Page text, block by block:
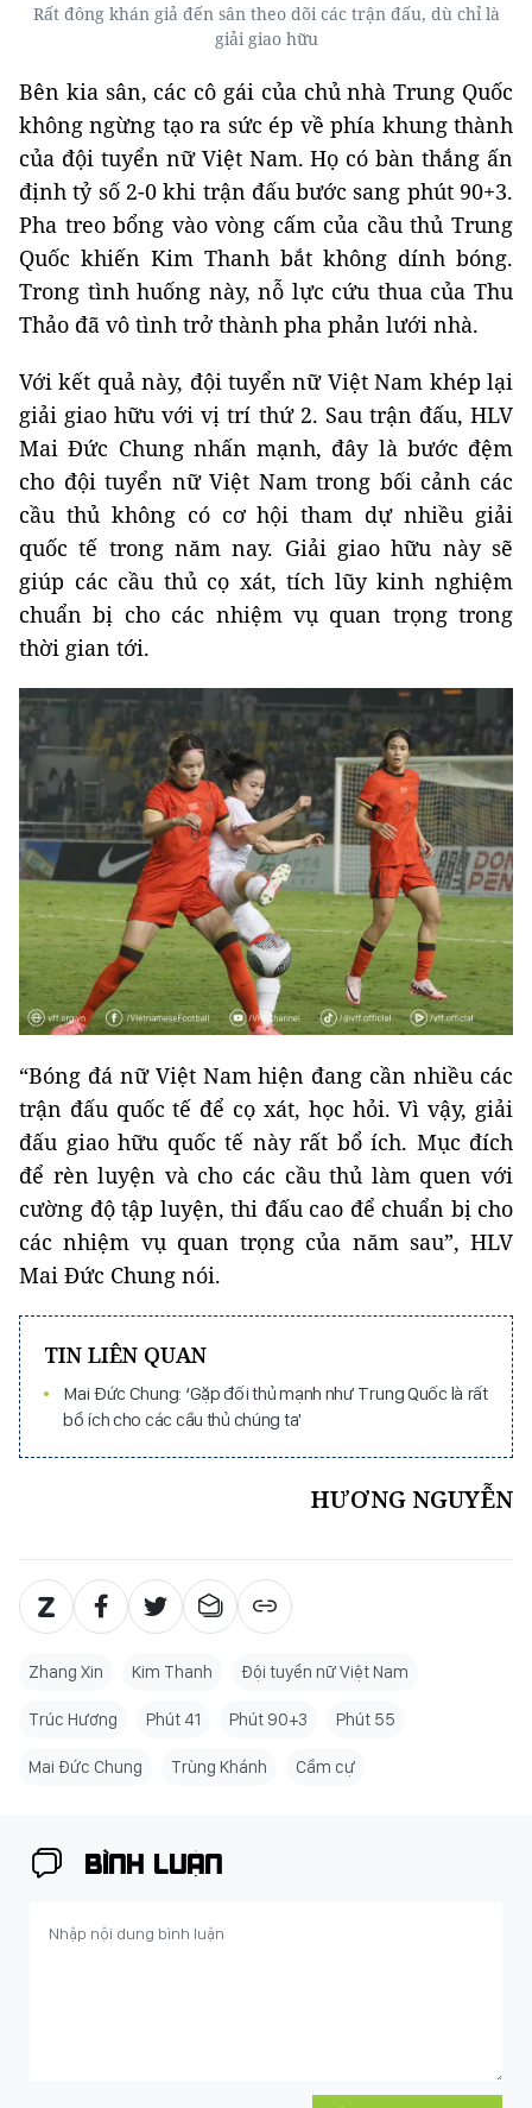
Rất đông khán giả đến sân theo dõi các trận đấu, dù chỉ là
giải giao hữu
Bên kia sân, các cô gái của chủ nhà Trung Quốc
không ngừng tạo ra sức ép về phía khung thành
của đội tuyển nữ Việt Nam. Họ có bàn thắng ấn
định tỷ số 2-0 khi trận đấu bước sang phút 90+3.
Pha treo bổng vào vòng cấm của cầu thủ Trung
Quốc khiến Kim Thanh bắt không dính bóng.
Trong tình huống này, nỗ lực cứu thua của Thu
Thảo đã vô tình trở thành pha phản lưới nhà.
Với kết quả này, đội tuyển nữ Việt Nam khép lại
giải giao hữu với vị trí thứ 2. Sau trận đấu, HLV
Mai Đức Chung nhấn mạnh, đây là bước đệm
cho đội tuyển nữ Việt Nam trong bối cảnh các
cầu thủ không có cơ hội tham dự nhiều giải
quốc tế trong năm nay. Giải giao hữu này sẽ
giúp các cầu thủ cọ xát, tích lũy kinh nghiệm
chuẩn bị cho các nhiệm vụ quan trọng trong
thời gian tới.
“Bóng đá nữ Việt Nam hiện đang cần nhiều các
trận đấu quốc tế để cọ xát, học hỏi. Vì vậy, giải
đấu giao hữu quốc tế này rất bổ ích. Mục đích
để rèn luyện và cho các cầu thủ làm quen với
cường độ tập luyện, thi đấu cao để chuẩn bị cho
các nhiệm vụ quan trọng của năm sau”, HLV
Mai Đức Chung nói.
TIN LIÊN QUAN
Mai Đức Chung: ‘Gặp đối thủ mạnh như Trung Quốc là rất
bổ ích cho các cầu thủ chúng ta'
HƯƠNG NGUYỄN
Zhang Xin Kim Thanh Đội tuyển nữ Việt Nam
Trúc Hương Phút 41 Phút 90+3 Phút 55
Mai Đức Chung Trùng Khánh Cầm cự
BÌNH LUẬN